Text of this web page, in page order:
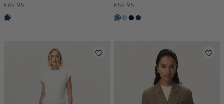
€69.95
blauw,
€59.95
blauw,
blauw,
zwart,blauw,